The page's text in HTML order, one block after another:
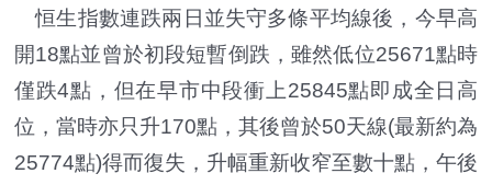
恒生指數連跌兩日並失守多條平均線後，今早高
開18點並曾於初段短暫倒跌，雖然低位25671點時
僅跌4點，但在早市中段衝上25845點即成全日高
位，當時亦只升170點，其後曾於50天線(最新約為
25774點)得而復失，升幅重新收窄至數十點，午後